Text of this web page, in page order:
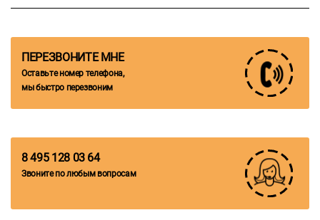
ПЕРЕЗВОНИТЕ МНЕ
Оставьте номер телефона,
мы быстро перезвоним
8 495 128 03 64
Звоните по любым вопросам